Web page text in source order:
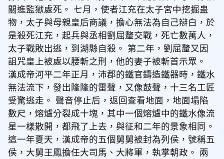
關進監獄處死。 七月，使者江充在太子宮中挖掘蛊
物，太子與母親皇后商議，擔心無法為自己辯白，於
是殺死江充，起兵與丞相劉屈釐交戰，死亡數萬人，
太子戰敗出逃，到湖縣自殺。 第二年，劉屈釐又因
詛咒皇上被處以腰斬之刑，他的妻子被斬首示眾。
漢成帝河平二年正月，沛郡的鐵官鑄造鐵器時，鐵水
無法流下，發出隆隆的雷聲，又像鼓聲，十三名工匠
受驚逃走。 聲音停止后，返回查看地面，地面塌陷
數尺，熔爐分裂成十塊，其中一個熔爐中的鐵水像流
星一樣散開，都飛了上去，與征和二年的景象相同。
這一年夏天，漢成帝的五個舅舅被封為列侯，號稱五
侯，大舅王鳳擔任大司馬、大將軍，執掌朝政。 兩